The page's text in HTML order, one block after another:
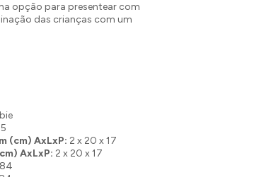
opção para presentear com
das crianças com um
(cm) AxLxP: 2 x 20 x 17
AxLxP: 2 x 20 x 17